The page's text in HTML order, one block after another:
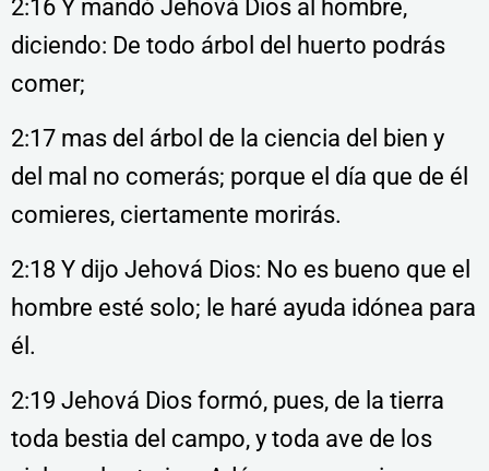
2:16 Y mandó Jehová Dios al hombre,
diciendo: De todo árbol del huerto podrás
comer;
2:17 mas del árbol de la ciencia del bien y
del mal no comerás; porque el día que de él
comieres, ciertamente morirás.
2:18 Y dijo Jehová Dios: No es bueno que el
hombre esté solo; le haré ayuda idónea para
él.
2:19 Jehová Dios formó, pues, de la tierra
toda bestia del campo, y toda ave de los